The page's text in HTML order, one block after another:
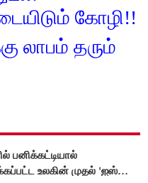
கோழி!!
லாபம் தரும்
பனிக்கட்டியால்
உலகின் முதல் 'ஐஸ்